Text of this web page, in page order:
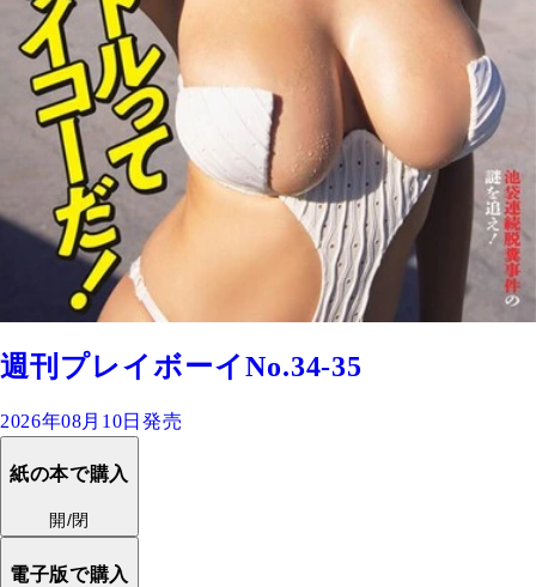
週刊プレイボーイNo.34-35
2026年08月10日発売
紙の本で購入
開/閉
電子版で購入